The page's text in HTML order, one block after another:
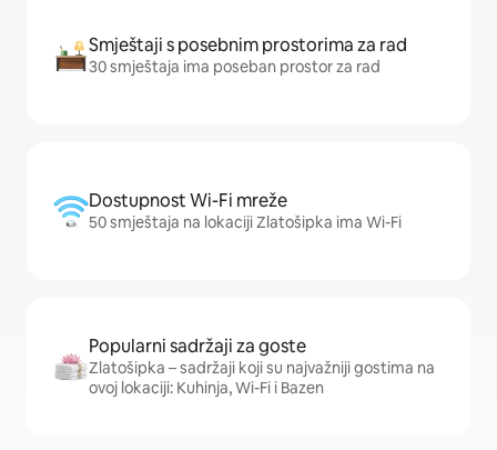
Smještaji s posebnim prostorima za rad
30 smještaja ima poseban prostor za rad
Dostupnost Wi-Fi mreže
50 smještaja na lokaciji Zlatošipka ima Wi-Fi
Popularni sadržaji za goste
Zlatošipka – sadržaji koji su najvažniji gostima na
ovoj lokaciji: Kuhinja, Wi-Fi i Bazen